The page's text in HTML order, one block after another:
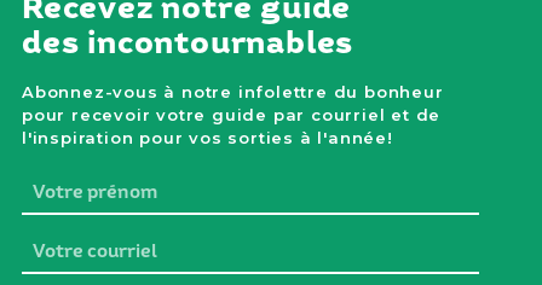
des incontournables
Abonnez-vous à notre infolettre du bonheur
pour recevoir votre guide par courriel et de
l'inspiration pour vos sorties à l'année!
Votre
prénom
Votre
courriel